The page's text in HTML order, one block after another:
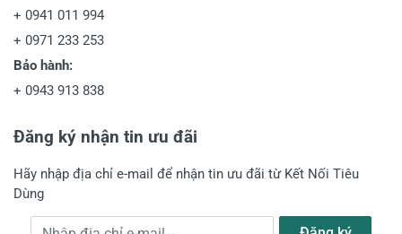
+ 0941 011 994
+ 0971 233 253
Bảo hành:
+ 0943 913 838
Đăng ký nhận tin ưu đãi
Hãy nhập địa chỉ e-mail để nhận tin ưu đãi từ Kết Nối Tiêu
Dùng
Địa chỉ e-mail